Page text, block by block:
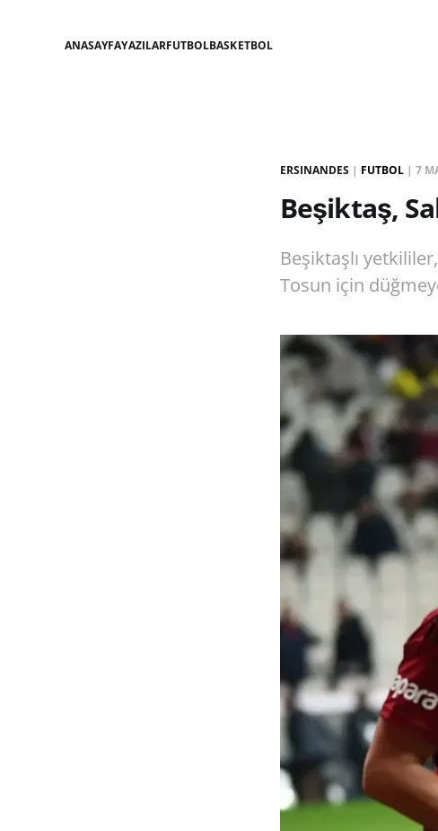
ANASAYFAYAZILARFUTBOLBASKETBOL
ERSINANDES | FUTBOL | 7
Beşiktaş,
Beşiktaşlı
Tosun için